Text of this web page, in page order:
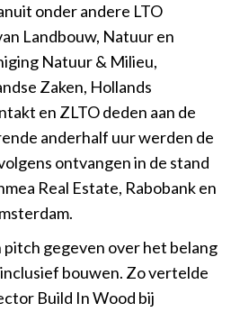
onder andere LTO
Landbouw, Natuur en
Natuur & Milieu,
Zaken, Hollands
en ZLTO deden aan de
anderhalf uur werden de
ontvangen in de stand
Real Estate, Rabobank en
pitch gegeven over het belang
bouwen. Zo vertelde
Build In Wood bij